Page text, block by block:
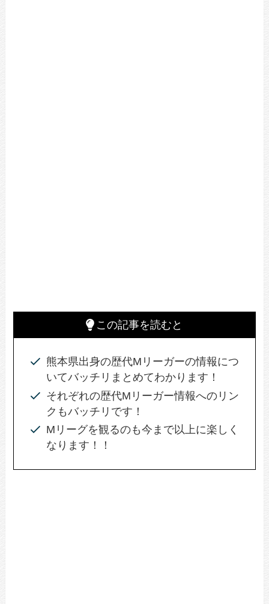
この記事を読むと
熊本県出身の歴代Mリーガーの情報につ
いてバッチリまとめてわかります！
それぞれの歴代Mリーガー情報へのリン
クもバッチリです！
Mリーグを観るのも今まで以上に楽しく
なります！！